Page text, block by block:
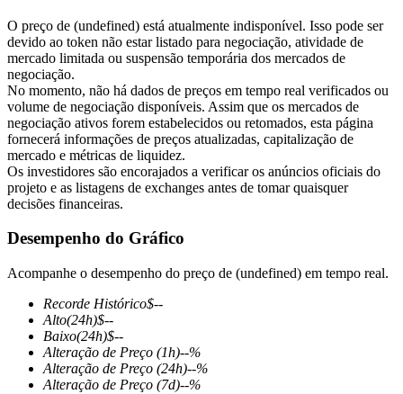
Futuros de USDT
Futuros usando USDT como garantia
Futuros COIN-M
Futuros de criptomoeda
TradFi
O preço de (undefined) está atualmente indisponível. Isso pode ser
devido ao token não estar listado para negociação, atividade de
mercado limitada ou suspensão temporária dos mercados de
negociação.
No momento, não há dados de preços em tempo real verificados ou
volume de negociação disponíveis. Assim que os mercados de
negociação ativos forem estabelecidos ou retomados, esta página
fornecerá informações de preços atualizadas, capitalização de
mercado e métricas de liquidez.
Os investidores são encorajados a verificar os anúncios oficiais do
projeto e as listagens de exchanges antes de tomar quaisquer
decisões financeiras.
Desempenho do Gráfico
Acompanhe o desempenho do preço de (undefined) em tempo real.
Recorde Histórico$--
Alto(24h)$--
Baixo(24h)$--
Alteração de Preço (1h)--%
Alteração de Preço (24h)--%
Alteração de Preço (7d)--%